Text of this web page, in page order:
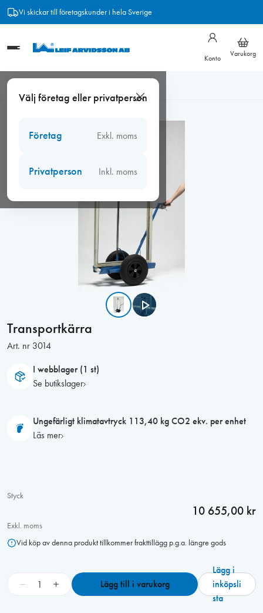
Hoppa
Vi skickar till företagskunder i hela Sverige
Konto
Varukorg
Välj företag eller privatperson
Företag Exkl. moms
Privatperson Inkl. moms
Transportkärra
Art. nr 3014
I webblager (1 st)
Se butikslager
Ungefärligt klimatavtryck 113,40 kg CO2 ekv. per enhet
Läs mer
Styck
10 655,00 kr
Exkl. moms
Vid köp av denna produkt tillkommer frakttillägg p.g.a. längre gods
+ Lägg till i varukorg
Lägg i
inköpsli
sta